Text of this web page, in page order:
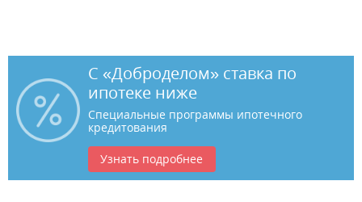
С «Доброделом» ставка по
ипотеке ниже
Специальные программы ипотечного
кредитования
Узнать подробнее